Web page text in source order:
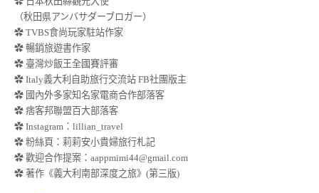
（秋田県アンバサダーブロガー）
✿ TVBS食尚玩家駐站作家
✿ 暢銷旅遊書作家
✿ 臺灣炒飯王全國賽評審
✿ Italy義大利自助旅行交流站 FB社團版主
✿ 國內外多家知名家電商合作部落客
✿ 痞客邦聯盟百大部落客
✿ Instagram：lillian_travel
✿ 粉絲頁：莉莉安小貴婦旅行札記
✿ 歡迎合作提案： aappmimi44@gmail.com
✿ 著作《義大利南部深度之旅》(第三版)